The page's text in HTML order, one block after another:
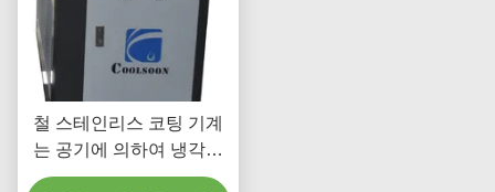
철 스테인리스 코팅 기계
는 공기에 의하여 냉각된
물 냉각장치를 분해합니다